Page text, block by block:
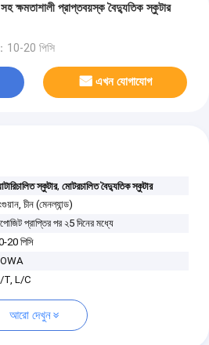
ক্ষমতাশালী প্রাপ্তবয়স্ক বৈদ্যুতিক স্কুটার
10-20 পিসি
এখন যোগাযোগ
স্কুটার,মোটরচালিত বৈদ্যুতিক স্কুটার
চীন (মেনল্যান্ড)
প্রাপ্তির পর ২5 দিনের মধ্যে
20 পিসি
T, L/C
আরো দেখুন